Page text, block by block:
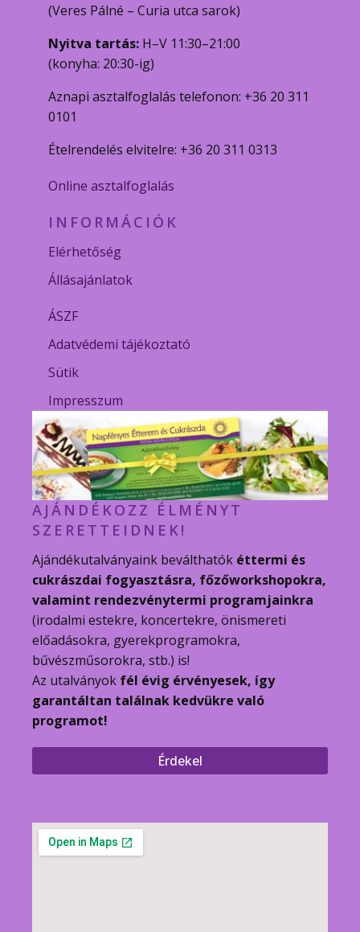
(Veres Pálné – Curia utca sarok)
Nyitva tartás: H–V 11:30–21:00
(konyha: 20:30-ig)
Aznapi asztalfoglalás telefonon: +36 20 311
0101
Ételrendelés elvitelre: +36 20 311 0313
Online asztalfoglalás
INFORMÁCIÓK
Elérhetőség
Állásajánlatok
ÁSZF
Adatvédemi tájékoztató
Sütik
Impresszum
AJÁNDÉKOZZ ÉLMÉNYT
SZERETTEIDNEK!
Ajándékutalványaink beválthatók éttermi és
cukrászdai fogyasztásra, főzőworkshopokra,
valamint rendezvénytermi programjainkra
(irodalmi estekre, koncertekre, önismereti
előadásokra, gyerekprogramokra,
bűvészműsorokra, stb.) is!
Az utalványok fél évig érvényesek, így
garantáltan találnak kedvükre való
programot!
Érdekel